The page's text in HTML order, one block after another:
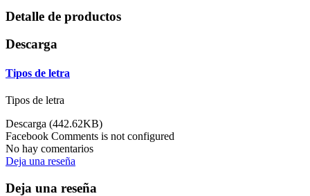
Detalle de productos
Descarga
Tipos de letra
Tipos de letra
Descarga (442.62KB)
Facebook Comments is not configured
No hay comentarios
Deja una reseña
Deja una reseña